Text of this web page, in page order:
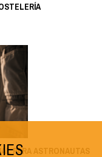
PARA ASTRONAUTAS